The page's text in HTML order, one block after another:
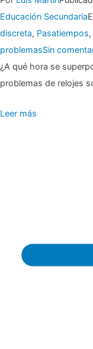
Educación Secundaria
discreta, Pasatiempos,
problemasSin
¿A qué hora se
problemas de relojes
Leer más